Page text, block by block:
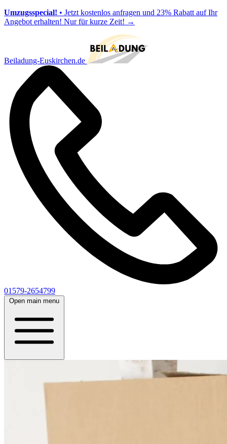
Umzugsspecial! • Jetzt kostenlos anfragen und 23% Rabatt auf Ihr
Angebot erhalten! Nur für kurze Zeit! →
Beiladung-Euskirchen.de
01579-2654799
Open main menu